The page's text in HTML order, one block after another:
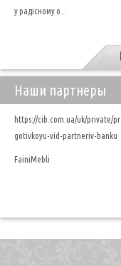
у радісному о...
Наши партнеры
https://cib.com.ua/uk/private/
gotivkoyu-vid-partneriv-banku
FainiMebli